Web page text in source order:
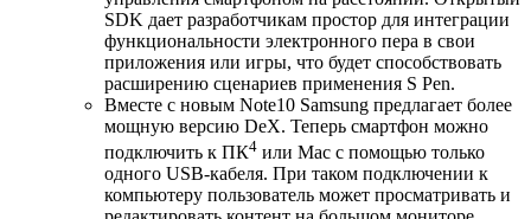
SDK дает разработчикам простор для интеграции
функциональности электронного пера в свои
приложения или игры, что будет способствовать
расширению сценариев применения S Pen.
Вместе с новым Note10 Samsung предлагает более
мощную версию DeX. Теперь смартфон можно
подключить к ПК4 или Mac с помощью только
одного USB-кабеля. При таком подключении к
компьютеру пользователь может просматривать и